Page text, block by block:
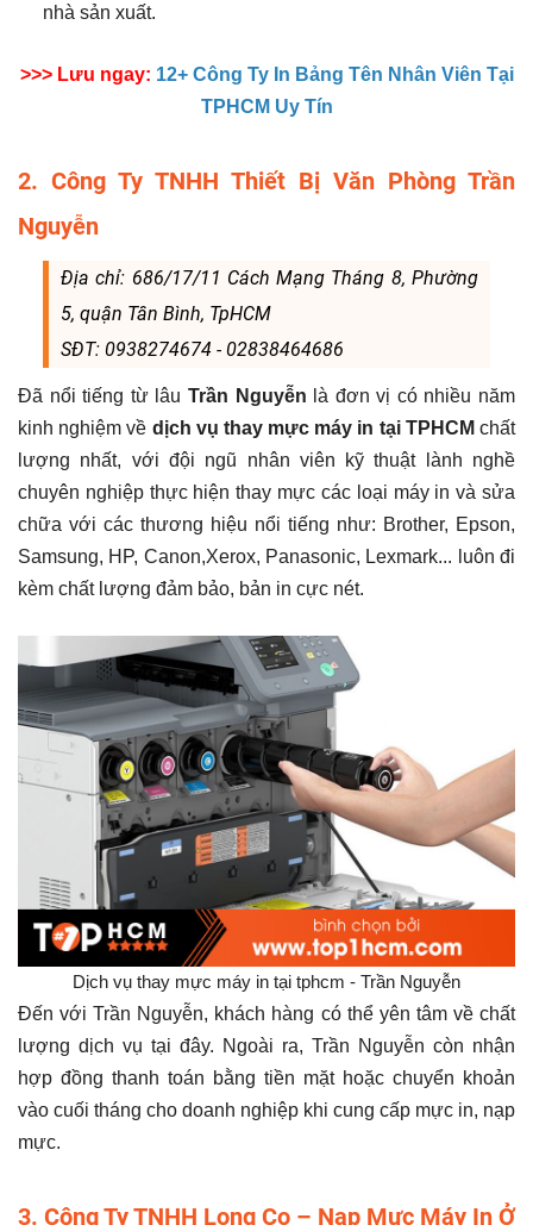
nhà sản xuất.
>>> Lưu ngay: 12+ Công Ty In Bảng Tên Nhân Viên Tại
TPHCM Uy Tín
2. Công Ty TNHH Thiết Bị Văn Phòng Trần
Nguyễn
Địa chỉ: 686/17/11 Cách Mạng Tháng 8, Phường
5, quận Tân Bình, TpHCM
SĐT: 0938274674 - 02838464686
Đã nổi tiếng từ lâu Trần Nguyễn là đơn vị có nhiều năm
kinh nghiệm về dịch vụ thay mực máy in tại TPHCM chất
lượng nhất, với đội ngũ nhân viên kỹ thuật lành nghề
chuyên nghiệp thực hiện thay mực các loại máy in và sửa
chữa với các thương hiệu nổi tiếng như: Brother, Epson,
Samsung, HP, Canon,Xerox, Panasonic, Lexmark... luôn đi
kèm chất lượng đảm bảo, bản in cực nét.
Dịch vụ thay mực máy in tại tphcm - Trần Nguyễn
Đến với Trần Nguyễn, khách hàng có thể yên tâm về chất
lượng dịch vụ tại đây. Ngoài ra, Trần Nguyễn còn nhận
hợp đồng thanh toán bằng tiền mặt hoặc chuyển khoản
vào cuối tháng cho doanh nghiệp khi cung cấp mực in, nạp
mực.
3. Công Ty TNHH Long Co – Nạp Mực Máy In Ở